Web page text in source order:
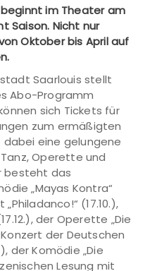
im Theater am
Saison. Nicht nur
Oktober bis April auf
Saarlouis stellt
Abo-Programm
sich Tickets für
zum ermäßigten
dabei eine gelungene
Operette und
besteht das
„Mayas Kontra“
(17.10.),
der Operette „Die
Konzert der Deutschen
der Komödie „Die
Lesung mit